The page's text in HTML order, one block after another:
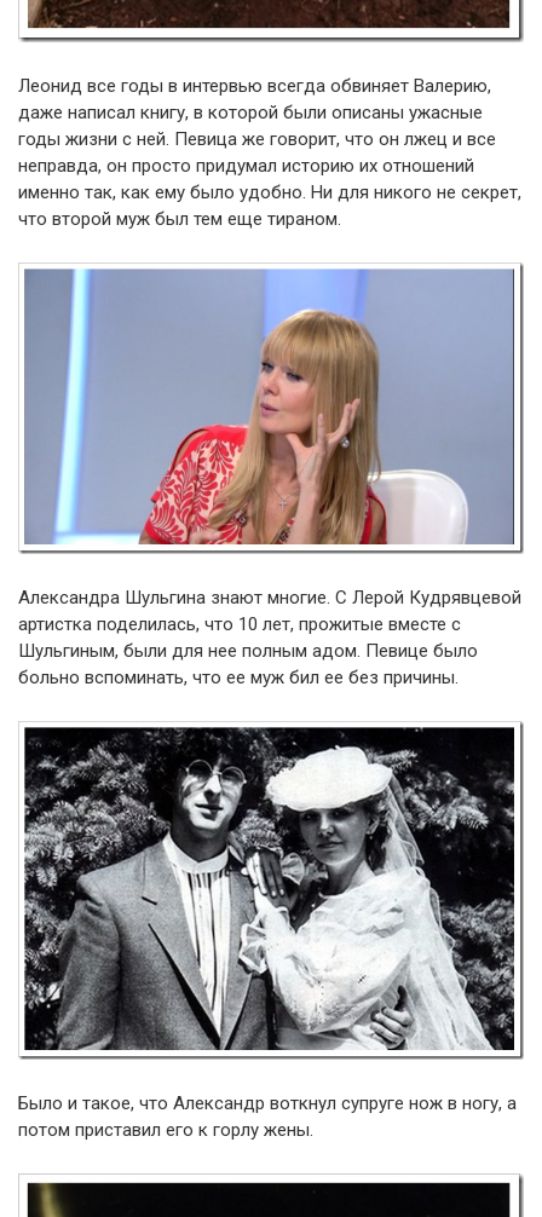
Леонид все годы в интервью всегда обвиняет Валерию,
даже написал книгу, в которой были описаны ужасные
годы жизни с ней. Певица же говорит, что он лжец и все
неправда, он просто придумал историю их отношений
именно так, как ему было удобно. Ни для никого не секрет,
что второй муж был тем еще тираном.
Александра Шульгина знают многие. С Лерой Кудрявцевой
артистка поделилась, что 10 лет, прожитые вместе с
Шульгиным, были для нее полным адом. Певице было
больно вспоминать, что ее муж бил ее без причины.
Было и такое, что Александр воткнул супруге нож в ногу, а
потом приставил его к горлу жены.